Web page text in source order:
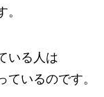
いる人は
いるのです。